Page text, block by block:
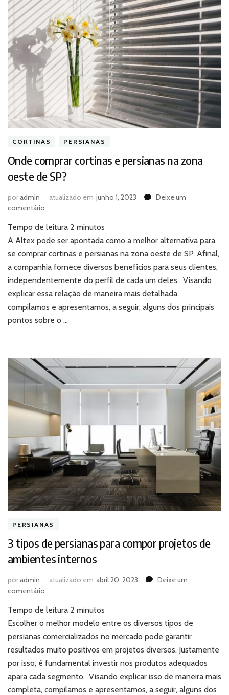
CORTINAS PERSIANAS
Onde comprar cortinas e persianas na zona
oeste de SP?
poradmin atualizado em junho 1, 2023
Deixe um
comentário
comprar
cortinas
e
na
zona
oeste
de
Tempo de leitura 2 minutos
A Altex pode ser apontada como a melhor alternativa para
se comprar cortinas e persianas na zona oeste de SP. Afinal,
a companhia fornece diversos benefícios para seus clientes,
independentemente do perfil de cada um deles. Visando
explicar essa relação de maneira mais detalhada,
compilamos e apresentamos, a seguir, alguns dos principais
pontos sobre o …
PERSIANAS
3 tipos de persianas para compor projetos de
ambientes internos
poradmin atualizado em abril 20, 2023
Deixe um
comentário
tipos
de
persianas
compor
projetos
de
ambientes
Tempo de leitura 2 minutos
Escolher o melhor modelo entre os diversos tipos de
persianas comercializados no mercado pode garantir
resultados muito positivos em projetos diversos. Justamente
por isso, é fundamental investir nos produtos adequados
apara cada segmento. Visando explicar isso de maneira mais
completa, compilamos e apresentamos, a seguir, alguns dos